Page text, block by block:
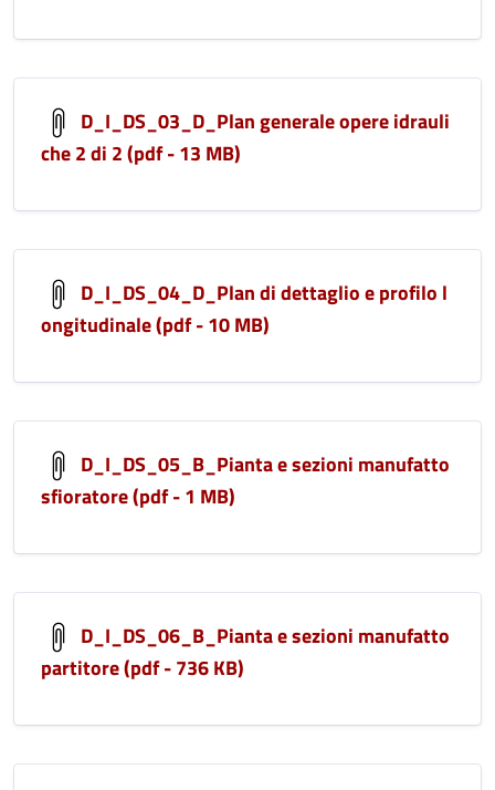
D_I_DS_03_D_Plan generale opere idrauli
che 2 di 2 (pdf - 13 MB)
D_I_DS_04_D_Plan di dettaglio e profilo l
ongitudinale (pdf - 10 MB)
D_I_DS_05_B_Pianta e sezioni manufatto
sfioratore (pdf - 1 MB)
D_I_DS_06_B_Pianta e sezioni manufatto
partitore (pdf - 736 KB)